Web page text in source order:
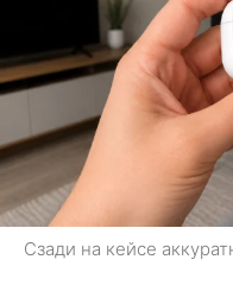
Сзади на кейсе